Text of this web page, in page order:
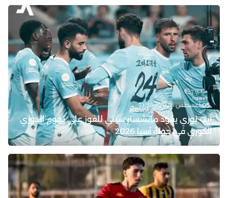
05 أغسطس 2026 - 21:38
آيت نوري يقود مانشستر سيتي للفوز على نجوم الدوري
الكوري في جولة آسيا 2026